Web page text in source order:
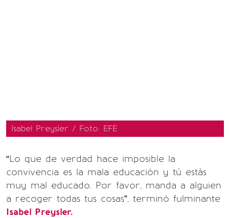
Isabel Preysler / Foto: EFE
“Lo que de verdad hace imposible la
convivencia es la mala educación y tú estás
muy mal educado. Por favor, manda a alguien
a recoger todas tus cosas”, terminó fulminante
Isabel Preysler.